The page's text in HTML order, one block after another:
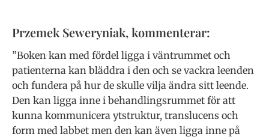
Przemek Seweryniak, kommenterar:
”Boken kan med fördel ligga i väntrummet och
patienterna kan bläddra i den och se vackra leenden
och fundera på hur de skulle vilja ändra sitt leende.
Den kan ligga inne i behandlingsrummet för att
kunna kommunicera ytstruktur, translucens och
form med labbet men den kan även ligga inne på